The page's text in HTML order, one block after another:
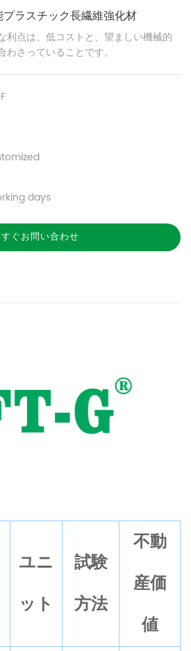
ラスチック長繊維強化材
利点は、低コストと、望ましい機械的
さっていることです。
days
ぐお問い合わせ
ユニ
ット
試験
方法
不動
産価
値